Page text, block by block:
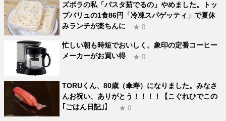
ズボラの私「パスタ茹でるの」やめました。トッ
プバリュの1食86円「冷凍スパゲッティ」で夏休
みランチが楽ちんに
★ 0
忙しい朝も時短でおいしく。象印の定番コーヒー
メーカーがお買い得
★ 0
TORUくん、80歳（傘寿）になりました。みなさ
んお祝い、ありがとう！！！！【こぐれひでこの
｢ごはん日記｣】
★ 0